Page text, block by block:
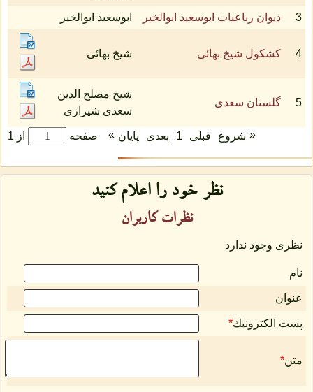
3
دیوان رباعیات ابوسعید ابوالخیر ابوسعید ابوالخیر
4 کشکول شیخ بهائی شیخ بهائی
5 گلستان سعدی
شیخ مصلح الدین
سعدی شیرازی
صفحه از 1 « شروع قبلی 1 بعدی پایان »
نظر خود را اعلام كنید
نظرات كاربران
نظری وجود ندارد
نام
عنوان
پست الكترونیك*
متن*